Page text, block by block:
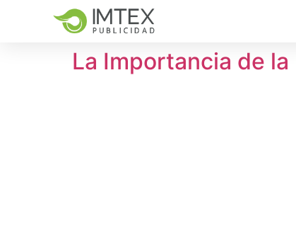
La Importancia de